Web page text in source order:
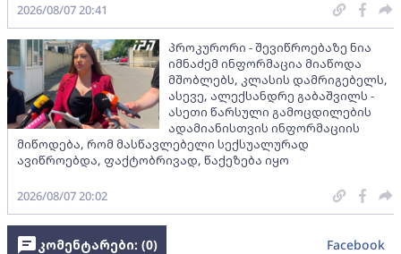
2026/08/07 20:41
პროკურორი - შევიწროებაზე ნია
იმნაძემ ინფორმაცია მიაწოდა
მშობლებს, კლასის დამრიგებელს,
ასევე, ალექსანდრე გაბაშვილს -
ასეთი წარსული გამოცდილების
ადამიანისთვის ინფორმაციის
მიწოდება, რომ მასწავლებელი სექსუალურად
ავიწროებდა, ფაქტობრივად, წაქეზება იყო
2026/08/07 20:02
კომენტარები: (0) Facebook